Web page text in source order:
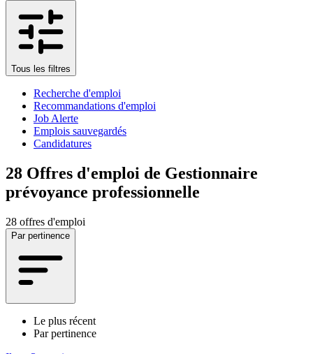
Tous les filtres
Recherche d'emploi
Recommandations d'emploi
Job Alerte
Emplois sauvegardés
Candidatures
28 Offres d'emploi de Gestionnaire
prévoyance professionnelle
28 offres d'emploi
Par pertinence
Le plus récent
Par pertinence